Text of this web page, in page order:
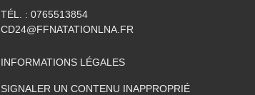
TÉL. : 0765513854
CD24@FFNATATIONLNA.FR
INFORMATIONS LÉGALES
SIGNALER UN CONTENU INAPPROPRIÉ